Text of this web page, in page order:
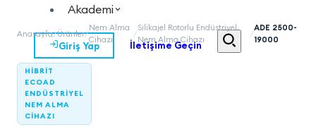
Akademi
Giriş Yap İletişime Geçin
TR EN
Anasayfa/Ürünler/
Nem Alma
Cihazı
/
Silikajel Rotorlu Endüstriyel
Nem Alma Cihazı
/
ADE 2500-
19000
HIBRIT
ECOAD
ENDÜSTRIYEL
NEM ALMA
CIHAZI